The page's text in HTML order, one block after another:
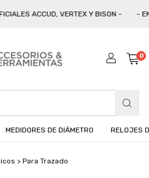
ACCUD, VERTEX Y BISON - -
0
MEDIDORES DE DIÁMETRO RELOJES
> Para Trazado